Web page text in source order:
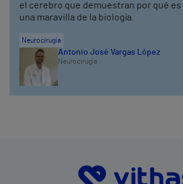
el cerebro que demuestran por qué
una maravilla de la biología.
Neurocirugía
Antonio José Vargas López
Neurocirugía